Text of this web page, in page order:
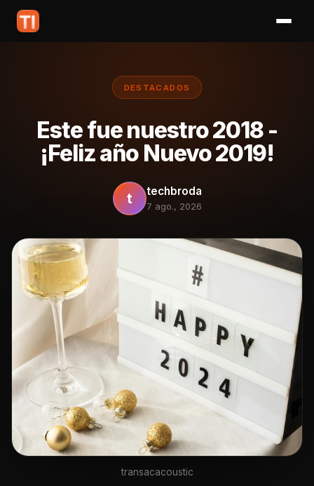
DESTACADOS
Este fue nuestro 2018 -
¡Feliz año Nuevo 2019!
t techbroda
7 ago., 2026
transacacoustic